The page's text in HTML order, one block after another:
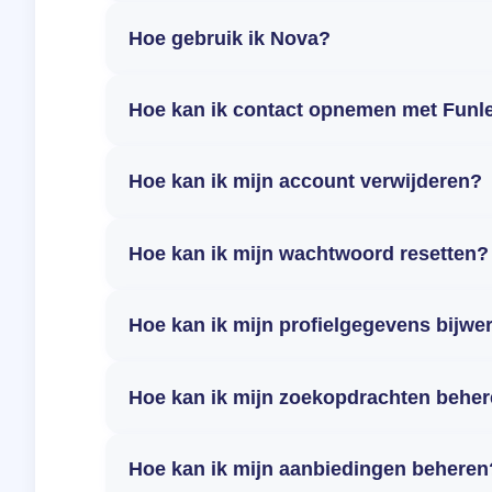
Hoe gebruik ik Nova?
Hoe kan ik contact opnemen met
Hoe kan ik mijn account verwijderen?
Hoe kan ik mijn wachtwoord resetten?
Hoe kan ik mijn profielgegevens
Hoe kan ik mijn zoekopdrachten
Hoe kan ik mijn aanbiedingen